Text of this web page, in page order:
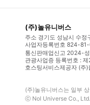
(주)놀유니버스
주소 경기도 성남시 수정
사업자등록번호 824-
통신판매업신고 2024-
관광사업증 등록번호 :
호스팅서비스제공자 (주
(주)놀유니버스는 일부
ⓒ Nol Universe Co.,